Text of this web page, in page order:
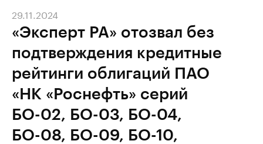
«Эксперт РА» отозвал без
подтверждения кредитные
рейтинги облигаций ПАО
«НК «Роснефть» серий
БО-02, БО-03, БО-04,
БО-08, БО-09, БО-10,
29.11.2024